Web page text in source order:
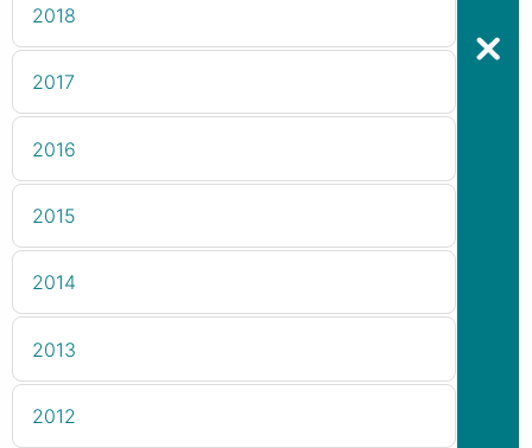
2018
2017
2016
2015
2014
2013
2012